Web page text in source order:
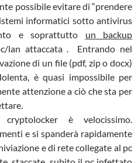
possibile evitare di “prendere
informatici sotto antivirus
e soprattutto un backup
lan attaccata . Entrando nel
di un file (pdf, zip o docx)
è quasi impossibile per
attenzione a ciò che sta per
è velocissimo.
e si spanderà rapidamente
e di rete collegate al pc